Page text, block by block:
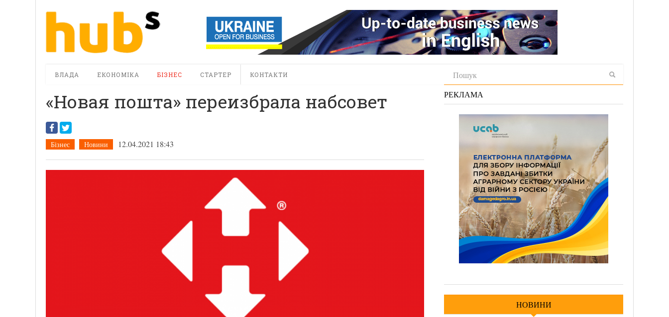
ВЛАДА ЕКОНОМІКА БІЗНЕС СТАРТЕР КОНТАКТИ
«Новая пошта» переизбрала набсовет
Бізнес Новини 12.04.2021 18:43
РЕКЛАМА
НОВИНИ